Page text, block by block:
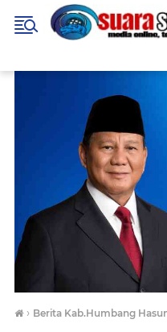
› Berita Kab.Humbang